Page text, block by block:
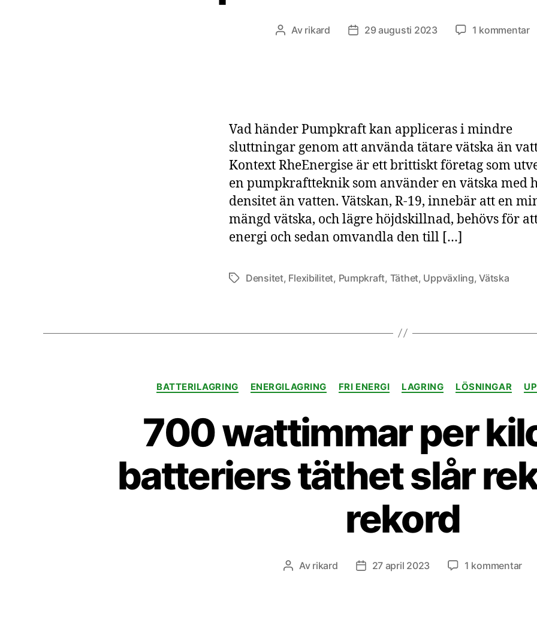
Inläggsförfattare
Av rikard Inläggsdatum
29 augusti 2023 1 kommentartill
Vad händer Pumpkraft kan appliceras i mindre
sluttningar genom att använda tätare vätska än
Kontext RheEnergise är ett brittiskt företag som
en pumpkraftteknik som använder en vätska med
densitet än vatten. Vätskan, R-19, innebär att en
mängd vätska, och lägre höjdskillnad, behövs för
energi och sedan omvandla den till […]
Etiketter
Densitet, Flexibilitet, Pumpkraft, Täthet, Uppväxling,Vätska
Kategorier
BATTERILAGRING ENERGILAGRING FRI ENERGI LAGRING LÖSNINGAR
700 wattimmar per
batteriers täthet slår
rekord
Inläggsförfattare
Av rikard Inläggsdatum
27 april 2023 1 kommentartill